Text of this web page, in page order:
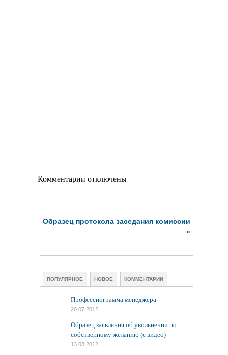
Комментарии отключены
Образец протокола заседания комиссии
»
ПОПУЛЯРНОЕ НОВОЕ КОММЕНТАРИИ
Профессиограмма менеджера
20.07.2012
Образец заявления об увольнении по
собственному желанию (с видео)
13.08.2012